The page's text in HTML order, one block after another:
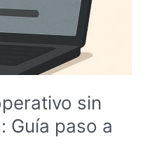
sin
Guía paso a